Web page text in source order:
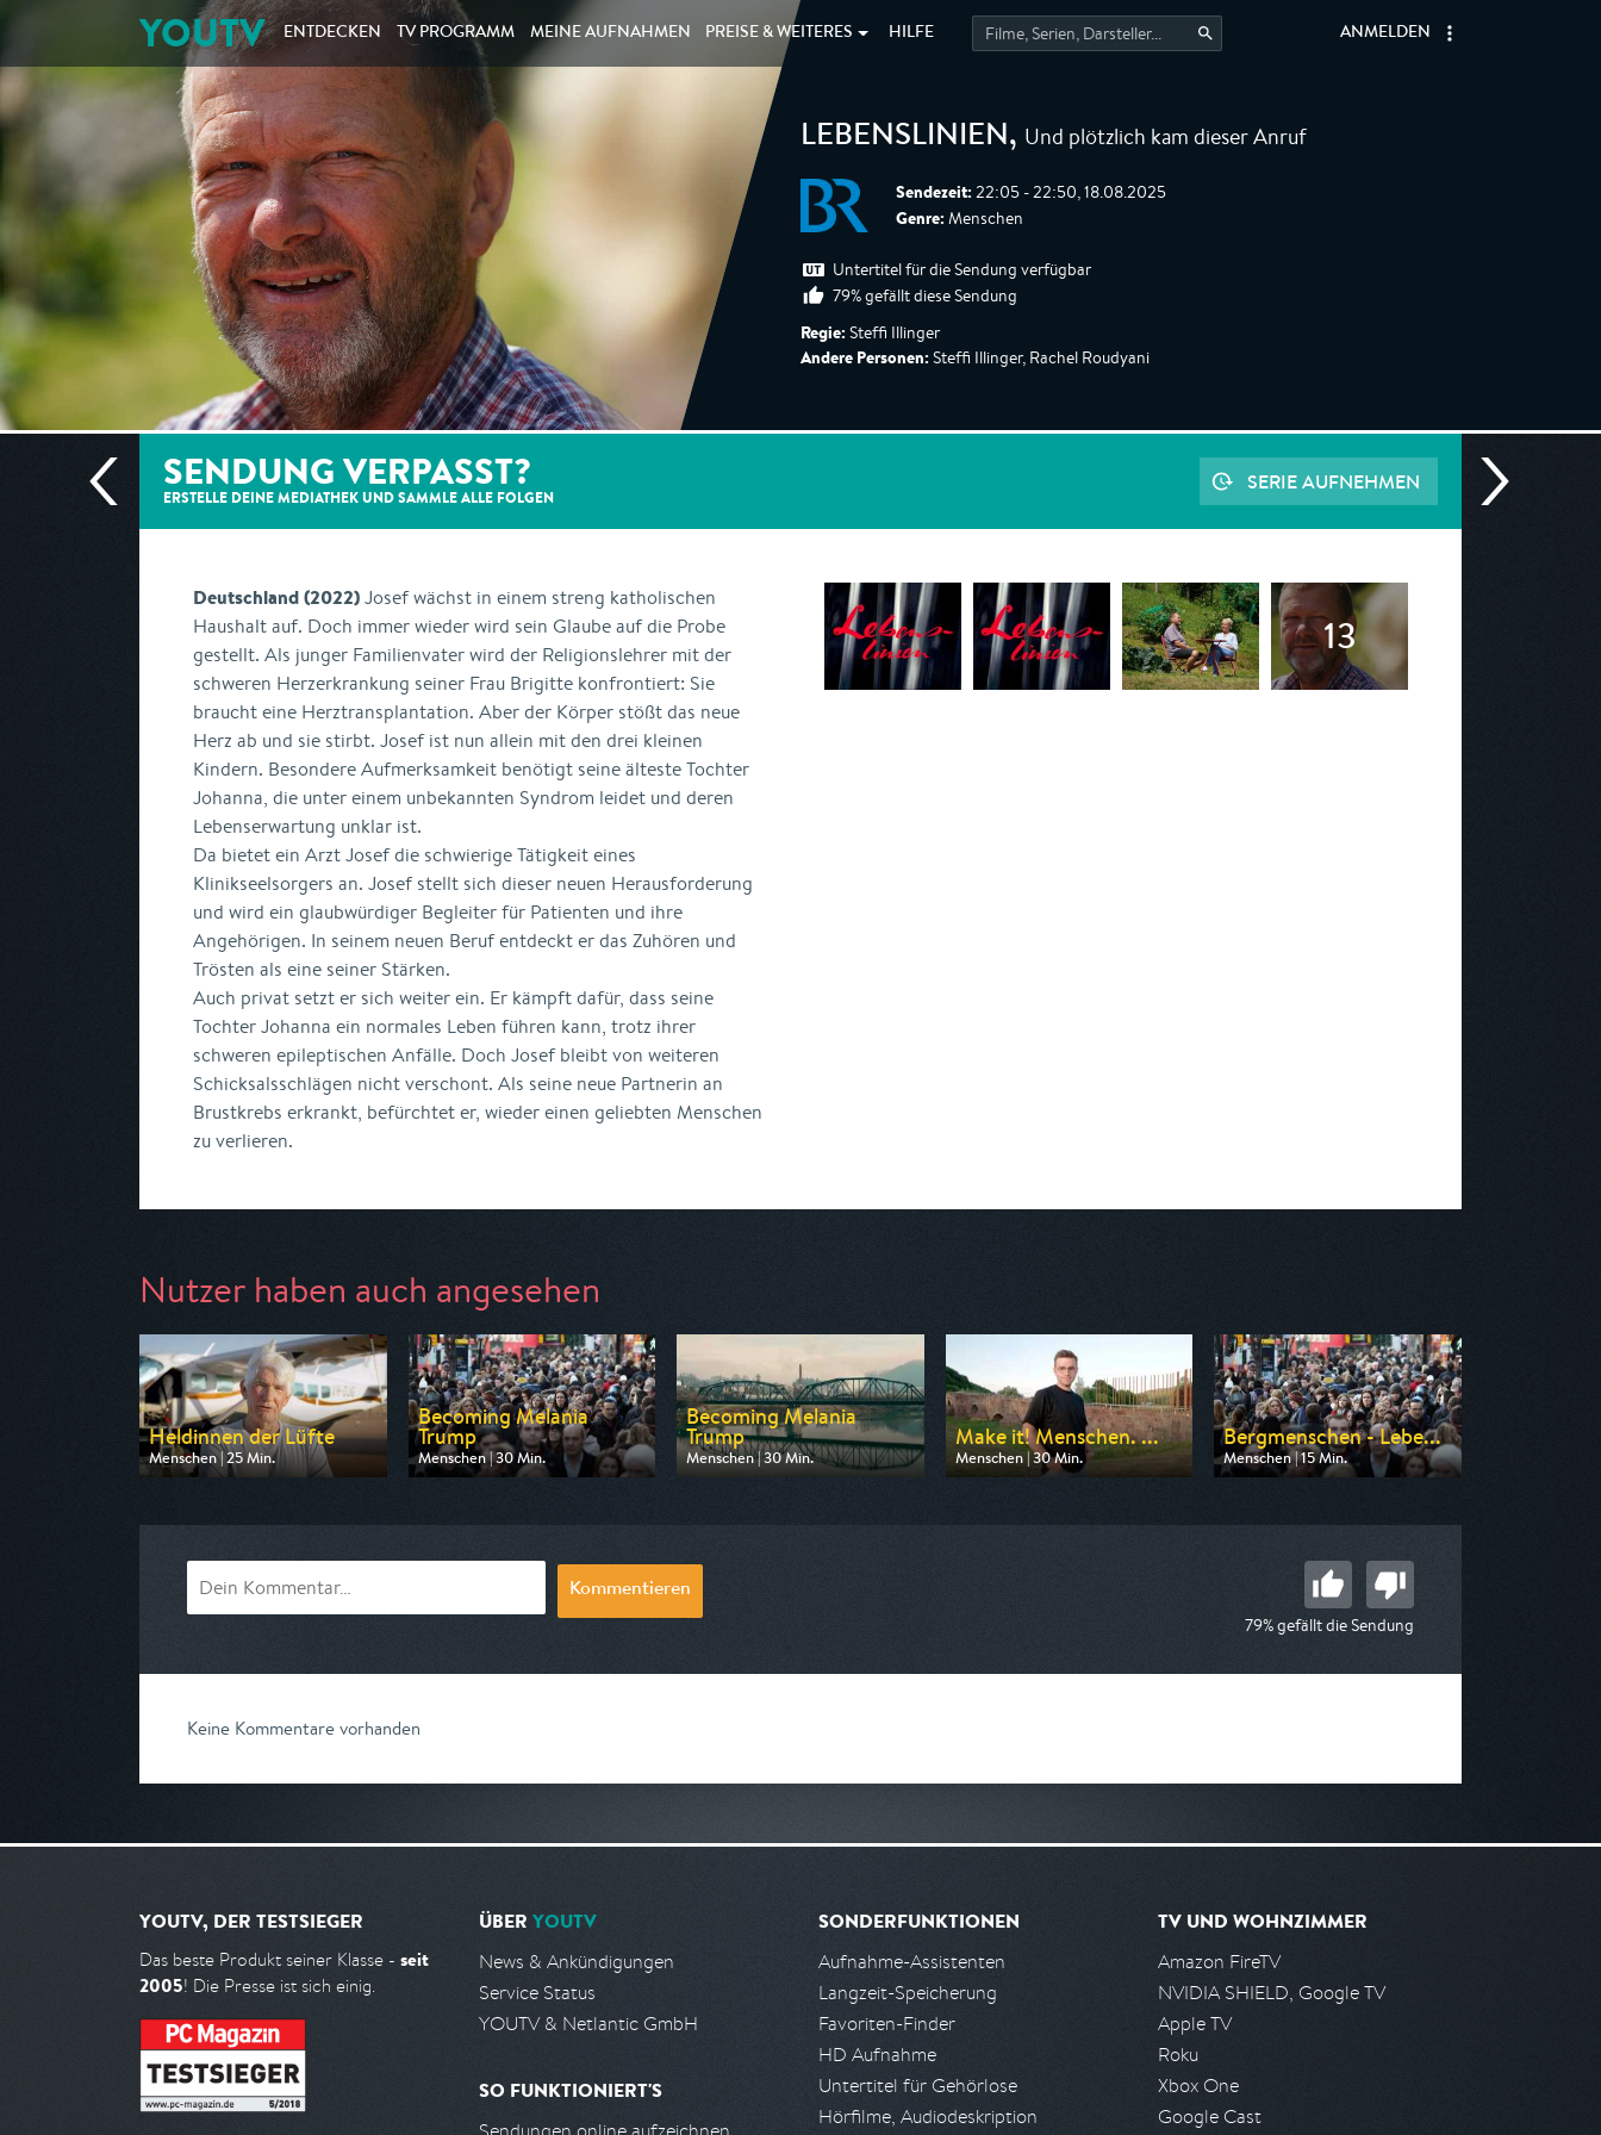
YOUTV ENTDECKEN TV PROGRAMM MEINE AUFNAHMEN PREISE & WEITERES HILFE ANMELDEN
LEBENSLINIEN, Und plötzlich kam dieser Anruf
Sendezeit: 22:05 - 22:50, 18.08.2025
Genre: Menschen
Untertitel für die Sendung verfügbar
79% gefällt diese Sendung
Regie: Steffi Illinger
Andere Personen: Steffi Illinger, Rachel Roudyani
SENDUNG VERPASST?
ERSTELLE DEINE MEDIATHEK UND SAMMLE ALLE FOLGEN
SERIE AUFNEHMEN
Deutschland (2022)Josef wächst in einem streng katholischen
Haushalt auf. Doch immer wieder wird sein Glaube auf die Probe
gestellt. Als junger Familienvater wird der Religionslehrer mit der
schweren Herzerkrankung seiner Frau Brigitte konfrontiert: Sie
braucht eine Herztransplantation. Aber der Körper stößt das neue
Herz ab und sie stirbt. Josef ist nun allein mit den drei kleinen
Kindern. Besondere Aufmerksamkeit benötigt seine älteste Tochter
Johanna, die unter einem unbekannten Syndrom leidet und deren
Lebenserwartung unklar ist.
Da bietet ein Arzt Josef die schwierige Tätigkeit eines
Klinikseelsorgers an. Josef stellt sich dieser neuen Herausforderung
und wird ein glaubwürdiger Begleiter für Patienten und ihre
Angehörigen. In seinem neuen Beruf entdeckt er das Zuhören und
Trösten als eine seiner Stärken.
Auch privat setzt er sich weiter ein. Er kämpft dafür, dass seine
Tochter Johanna ein normales Leben führen kann, trotz ihrer
schweren epileptischen Anfälle. Doch Josef bleibt von weiteren
Schicksalsschlägen nicht verschont. Als seine neue Partnerin an
Brustkrebs erkrankt, befürchtet er, wieder einen geliebten Menschen
zu verlieren.
Nutzer haben auch angesehen
Heldinnen der Lüfte
Menschen | 25 Min.
Ausgestrahlt von arte
Becoming Melania
Trump
Menschen | 30 Min.
Ausgestrahlt von ZDF info
Becoming Melania
Trump
Menschen | 30 Min.
Ausgestrahlt von ZDF info
Make it! Menschen. ...
Menschen | 30 Min.
Ausgestrahlt von HR
Bergmenschen - Lebe...
Menschen | 15 Min.
Ausgestrahlt von ARD alpha
Kommentieren
79% gefällt die Sendung
Keine Kommentare vorhanden
YOUTV, DER TESTSIEGER
Das beste Produkt seiner Klasse - seit
2005! Die Presse ist sich einig.
ÜBER YOUTV
News & Ankündigungen
Service Status
YOUTV & Netlantic GmbH
SO FUNKTIONIERT'S
SONDERFUNKTIONEN
Aufnahme-Assistenten
Langzeit-Speicherung
Favoriten-Finder
HD Aufnahme
Untertitel für Gehörlose
Hörfilme, Audiodeskription
TV UND WOHNZIMMER
Amazon FireTV
NVIDIA SHIELD, Google TV
Apple TV
Roku
Xbox One
Google Cast